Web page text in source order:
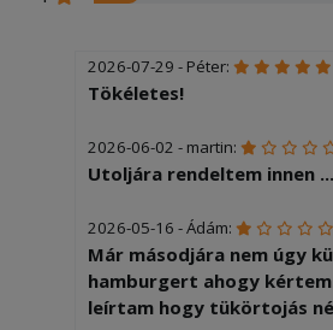
2026-07-29 - Péter:
Tökéletes!
2026-06-02 - martin:
Utoljára rendeltem innen
2026-05-16 - Ádám:
Már másodjára nem úgy
hamburgert ahogy
leírtam hogy tükörtojás